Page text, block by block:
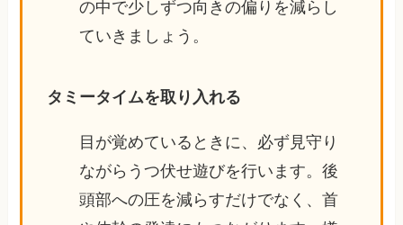
の中で少しずつ向きの偏りを減らし
ていきましょう。
タミータイムを取り入れる
目が覚めているときに、必ず見守り
ながらうつ伏せ遊びを行います。後
頭部への圧を減らすだけでなく、首